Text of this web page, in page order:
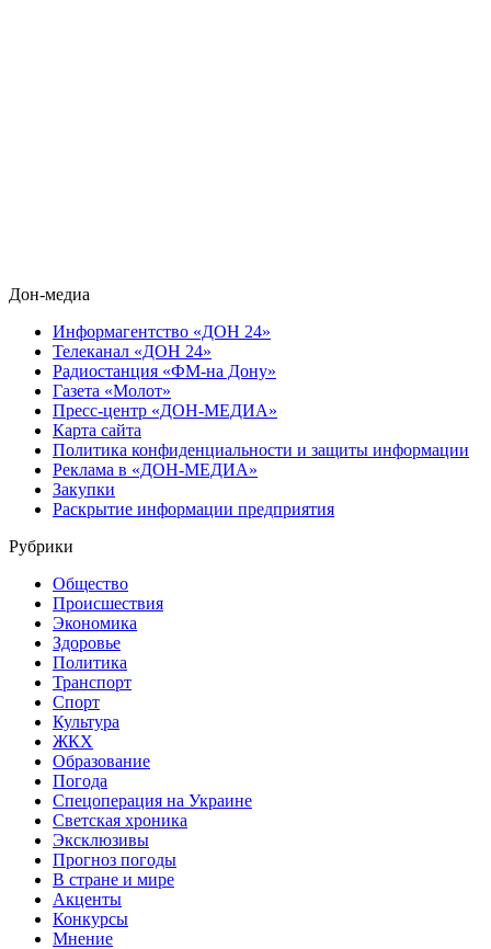
Дон-медиа
Информагентство «ДОН 24»
Телеканал «ДОН 24»
Радиостанция «ФМ-на Дону»
Газета «Молот»
Пресс-центр «ДОН-МЕДИА»
Карта сайта
Политика конфиденциальности и защиты информации
Реклама в «ДОН-МЕДИА»
Закупки
Раскрытие информации предприятия
Рубрики
Общество
Происшествия
Экономика
Здоровье
Политика
Транспорт
Спорт
Культура
ЖКХ
Образование
Погода
Спецоперация на Украине
Светская хроника
Эксклюзивы
Прогноз погоды
В стране и мире
Акценты
Конкурсы
Мнение